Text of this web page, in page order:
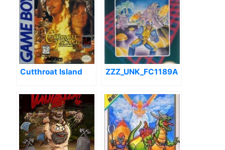
Cutthroat Island ZZZ_UNK_FC1189A